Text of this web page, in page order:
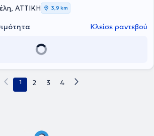
Dietetics and Nutricion Studies,
την Αγγλία. Η γιατρός παρακολουθεί και
σε πλήθος συνεδρίων στην Ελλάδα και το
της συνεχούς κατάρτισης και έχει
ότι έχει βραβευθεί από τον Ιατρικό
στις Ιατρικές Ομάδες Άμεσης Δράσης για
του Ιατρικού Συλλόγου Αθηνών και έχει
και δίνονται λύσεις σε περιστατικά
ΑΤΤΙΚΗ 3,9 km
Κλείσε ραντεβού
1 2 3 4